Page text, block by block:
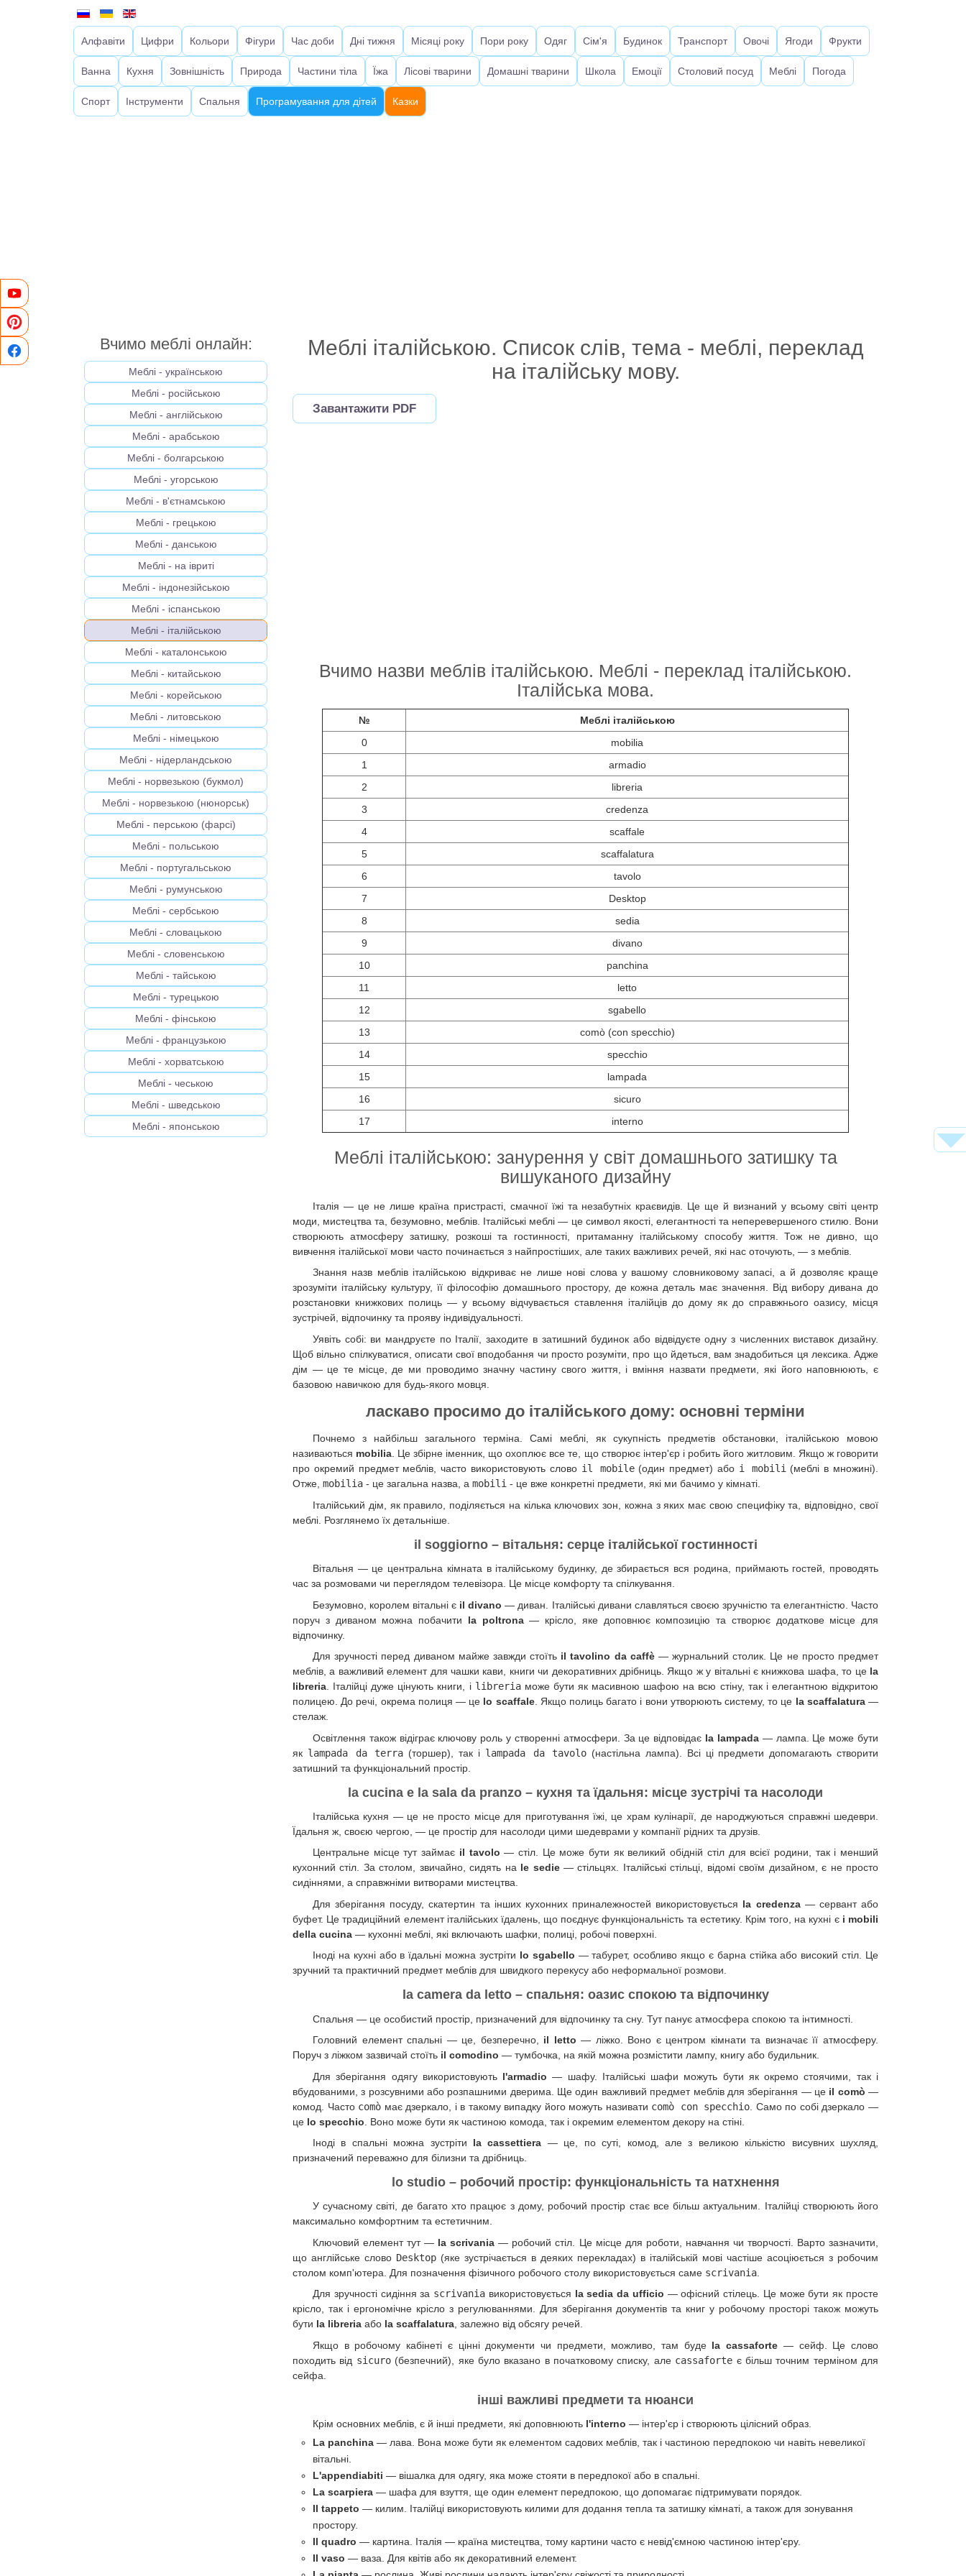
Алфавіти Цифри Кольори Фігури Час доби Дні тижня Місяці року Пори року Одяг Сім'я Будинок Транспорт Овочі Ягоди Фрукти
Ванна Кухня Зовнішність Природа Частини тіла Їжа Лісові тварини Домашні тварини Школа Емоції Столовий посуд Меблі Погода
Спорт Інструменти Спальня Програмування для дітей Казки
Вчимо меблі онлайн:
Меблі - українською
Меблі - російською
Меблі - англійською
Меблі - арабською
Меблі - болгарською
Меблі - угорською
Меблі - в'єтнамською
Меблі - грецькою
Меблі - данською
Меблі - на івриті
Меблі - індонезійською
Меблі - іспанською
Меблі - італійською
Меблі - каталонською
Меблі - китайською
Меблі - корейською
Меблі - литовською
Меблі - німецькою
Меблі - нідерландською
Меблі - норвезькою (букмол)
Меблі - норвезькою (нюнорськ)
Меблі - перською (фарсі)
Меблі - польською
Меблі - португальською
Меблі - румунською
Меблі - сербською
Меблі - словацькою
Меблі - словенською
Меблі - тайською
Меблі - турецькою
Меблі - фінською
Меблі - французькою
Меблі - хорватською
Меблі - чеською
Меблі - шведською
Меблі - японською
Меблі італійською. Список слів, тема - меблі, переклад
на італійську мову.
Завантажити PDF
Вчимо назви меблів італійською. Меблі - переклад італійською.
Італійська мова.
№
Меблі італійською
0
mobilia
1
armadio
2
libreria
3
credenza
4
scaffale
5
scaffalatura
6
tavolo
7
Desktop
8
sedia
9
divano
10
panchina
11
letto
12
sgabello
13
comò (con specchio)
14
specchio
15
lampada
16
sicuro
17
interno
Меблі італійською: занурення у світ домашнього затишку та
вишуканого дизайну
Італія — це не лише країна пристрасті, смачної їжі та незабутніх краєвидів. Це ще й визнаний у всьому світі центр
моди, мистецтва та, безумовно, меблів. Італійські меблі — це символ якості, елегантності та неперевершеного стилю. Вони
створюють атмосферу затишку, розкоші та гостинності, притаманну італійському способу життя. Тож не дивно, що
вивчення італійської мови часто починається з найпростіших, але таких важливих речей, які нас оточують, — з меблів.
Знання назв меблів італійською відкриває не лише нові слова у вашому словниковому запасі, а й дозволяє краще
зрозуміти італійську культуру, її філософію домашнього простору, де кожна деталь має значення. Від вибору дивана до
розстановки книжкових полиць — у всьому відчувається ставлення італійців до дому як до справжнього оазису, місця
зустрічей, відпочинку та прояву індивідуальності.
Уявіть собі: ви мандруєте по Італії, заходите в затишний будинок або відвідуєте одну з численних виставок дизайну.
Щоб вільно спілкуватися, описати свої вподобання чи просто розуміти, про що йдеться, вам знадобиться ця лексика. Адже
дім — це те місце, де ми проводимо значну частину свого життя, і вміння назвати предмети, які його наповнюють, є
базовою навичкою для будь-якого мовця.
ласкаво просимо до італійського дому: основні терміни
Почнемо з найбільш загального терміна. Самі меблі, як сукупність предметів обстановки, італійською мовою
називаються mobilia. Це збірне іменник, що охоплює все те, що створює інтер'єр і робить його житловим. Якщо ж говорити
про окремий предмет меблів, часто використовують слово il mobile(один предмет) або i mobili(меблі в множині).
Отже, mobilia - це загальна назва, а mobili - це вже конкретні предмети, які ми бачимо у кімнаті.
Італійський дім, як правило, поділяється на кілька ключових зон, кожна з яких має свою специфіку та, відповідно, свої
меблі. Розглянемо їх детальніше.
il soggiorno – вітальня: серце італійської гостинності
Вітальня — це центральна кімната в італійському будинку, де збирається вся родина, приймають гостей, проводять
час за розмовами чи переглядом телевізора. Це місце комфорту та спілкування.
Безумовно, королем вітальні є il divano — диван. Італійські дивани славляться своєю зручністю та елегантністю. Часто
поруч з диваном можна побачити la poltrona— крісло, яке доповнює композицію та створює додаткове місце для
відпочинку.
Для зручності перед диваном майже завжди стоїть il tavolino da caffè— журнальний столик. Це не просто предмет
меблів, а важливий елемент для чашки кави, книги чи декоративних дрібниць. Якщо ж у вітальні є книжкова шафа, то це la
libreria . Італійці дуже цінують книги, і libreriaможе бути як масивною шафою на всю стіну, так і елегантною відкритою
полицею. До речі, окрема полиця — це lo scaffale. Якщо полиць багато і вони утворюють систему, то це la scaffalatura—
стелаж.
Освітлення також відіграє ключову роль у створенні атмосфери. За це відповідає la lampada— лампа. Це може бути
як lampada da terra (торшер), так і lampada da tavolo (настільна лампа). Всі ці предмети допомагають створити
затишний та функціональний простір.
la cucina e la sala da pranzo – кухня та їдальня: місце зустрічі та насолоди
Італійська кухня — це не просто місце для приготування їжі, це храм кулінарії, де народжуються справжні шедеври.
Їдальня ж, своєю чергою, — це простір для насолоди цими шедеврами у компанії рідних та друзів.
Центральне місце тут займає il tavolo — стіл. Це може бути як великий обідній стіл для всієї родини, так і менший
кухонний стіл. За столом, звичайно, сидять на le sedie— стільцях. Італійські стільці, відомі своїм дизайном, є не просто
сидіннями, а справжніми витворами мистецтва.
Для зберігання посуду, скатертин та інших кухонних приналежностей використовується la credenza— сервант або
буфет. Це традиційний елемент італійських їдалень, що поєднує функціональність та естетику. Крім того, на кухні є i mobili
della cucina — кухонні меблі, які включають шафки, полиці, робочі поверхні.
Іноді на кухні або в їдальні можна зустріти lo sgabello — табурет, особливо якщо є барна стійка або високий стіл. Це
зручний та практичний предмет меблів для швидкого перекусу або неформальної розмови.
la camera da letto – спальня: оазис спокою та відпочинку
Спальня — це особистий простір, призначений для відпочинку та сну. Тут панує атмосфера спокою та інтимності.
Головний елемент спальні — це, безперечно, il letto — ліжко. Воно є центром кімнати та визначає її атмосферу.
Поруч з ліжком зазвичай стоїть il comodino — тумбочка, на якій можна розмістити лампу, книгу або будильник.
Для зберігання одягу використовують l'armadio — шафу. Італійські шафи можуть бути як окремо стоячими, так і
вбудованими, з розсувними або розпашними дверима. Ще один важливий предмет меблів для зберігання — це il comò —
комод. Часто comò має дзеркало, і в такому випадку його можуть називати comò con specchio . Само по собі дзеркало —
це lo specchio . Воно може бути як частиною комода, так і окремим елементом декору на стіні.
Іноді в спальні можна зустріти la cassettiera — це, по суті, комод, але з великою кількістю висувних шухляд,
призначений переважно для білизни та дрібниць.
lo studio – робочий простір: функціональність та натхнення
У сучасному світі, де багато хто працює з дому, робочий простір стає все більш актуальним. Італійці створюють його
максимально комфортним та естетичним.
Ключовий елемент тут — la scrivania — робочий стіл. Це місце для роботи, навчання чи творчості. Варто зазначити,
що англійське слово Desktop (яке зустрічається в деяких перекладах) в італійській мові частіше асоціюється з робочим
столом комп'ютера. Для позначення фізичного робочого столу використовується саме scrivania
Для зручності сидіння за scrivania використовується la sedia da ufficio — офісний стілець. Це може бути як просте
крісло, так і ергономічне крісло з регулюваннями. Для зберігання документів та книг у робочому просторі також можуть
бути la libreria або la scaffalatura , залежно від обсягу речей.
Якщо в робочому кабінеті є цінні документи чи предмети, можливо, там буде la cassaforte — сейф. Це слово
походить від sicuro(безпечний), яке було вказано в початковому списку, але cassaforte є більш точним терміном для
сейфа.
інші важливі предмети та нюанси
Крім основних меблів, є й інші предмети, які доповнюють l'interno — інтер'єр і створюють цілісний образ.
La panchina — лава. Вона може бути як елементом садових меблів, так і частиною передпокою чи навіть невеликої
вітальні.
L'appendiabiti — вішалка для одягу, яка може стояти в передпокої або в спальні.
La scarpiera — шафа для взуття, ще один елемент передпокою, що допомагає підтримувати порядок.
Il tappeto — килим. Італійці використовують килими для додання тепла та затишку кімнаті, а також для зонування
простору.
Il quadro — картина. Італія — країна мистецтва, тому картини часто є невід'ємною частиною інтер'єру.
Il vaso — ваза. Для квітів або як декоративний елемент.